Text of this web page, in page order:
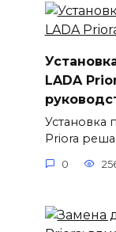
LADA
Установка
Priora
0